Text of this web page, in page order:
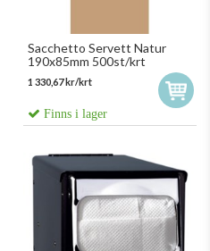
Sacchetto Servett Natur
190x85mm 500st/krt
1 330,67 kr/krt
Finns i lager